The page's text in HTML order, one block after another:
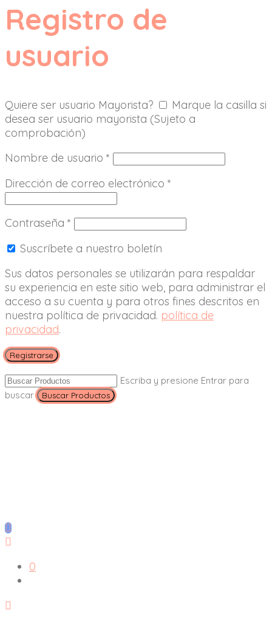
Registro de
usuario
Quiere ser usuario Mayorista?
Marque la casilla si
desea ser usuario mayorista (Sujeto a
comprobación)
Nombre de usuario *
Dirección de correo electrónico *
Contraseña *
Suscríbete a nuestro boletín
Sus datos personales se utilizarán para respaldar
su experiencia en este sitio web, para administrar el
acceso a su cuenta y para otros fines descritos en
nuestra política de privacidad. política de
privacidad.
Registrarse
Escriba y presione Entrar para
buscar
0